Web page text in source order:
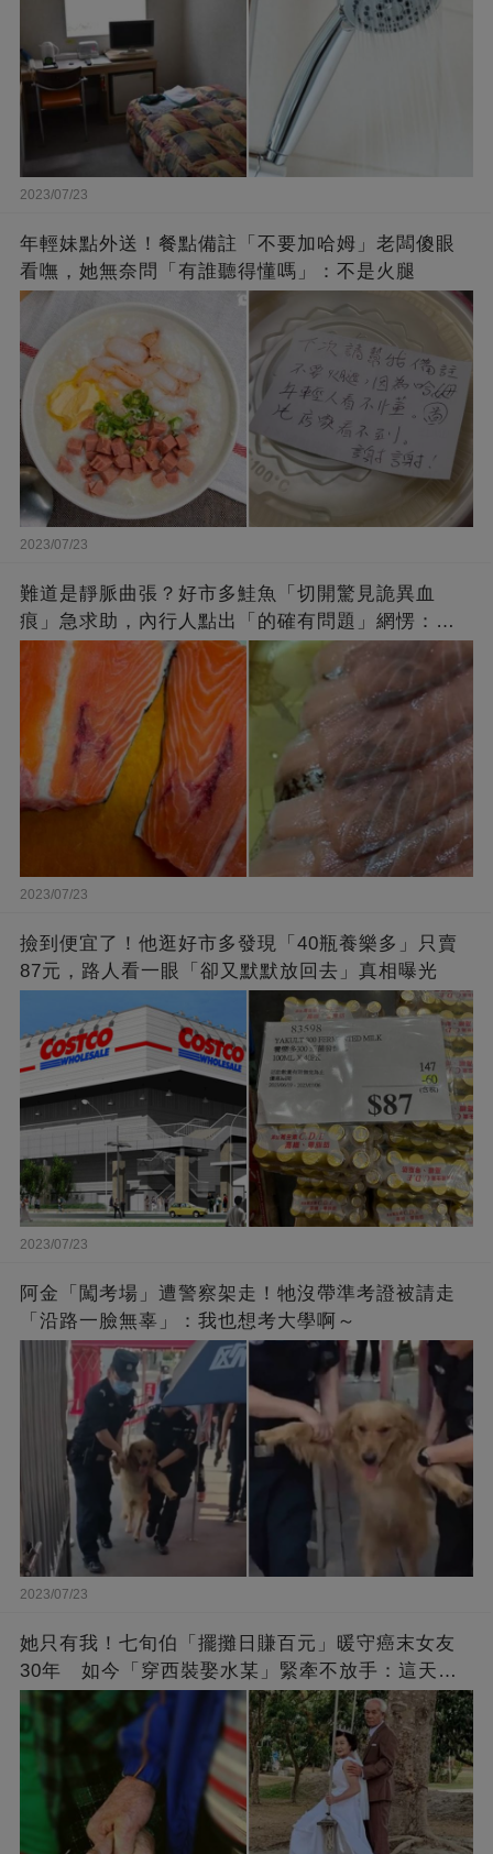
2023/07/23
年輕妹點外送！餐點備註「不要加哈姆」老闆傻眼
看嘸，她無奈問「有誰聽得懂嗎」：不是火腿
2023/07/23
難道是靜脈曲張？好市多鮭魚「切開驚見詭異血
痕」急求助，內行人點出「的確有問題」網愣：不
退貨照吃
2023/07/23
撿到便宜了！他逛好市多發現「40瓶養樂多」只賣
87元，路人看一眼「卻又默默放回去」真相曝光
2023/07/23
阿金「闖考場」遭警察架走！牠沒帶準考證被請走
「沿路一臉無辜」：我也想考大學啊～
2023/07/23
她只有我！七旬伯「擺攤日賺百元」暖守癌末女友
30年 如今「穿西裝娶水某」緊牽不放手：這天等
了好久